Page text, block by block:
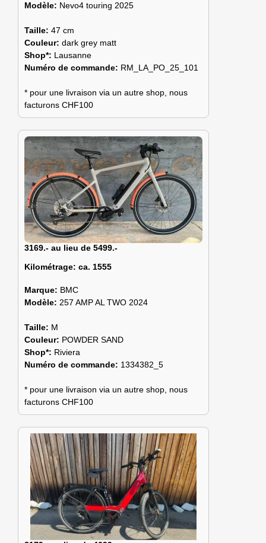
Modèle: Nevo4 touring 2025
Taille: 47 cm
Couleur: dark grey matt
Shop*: Lausanne
Numéro de commande: RM_LA_PO_25_101
* pour une livraison via un autre shop, nous
facturons CHF100
3169.- au lieu de 5499.-
Kilométrage: ca. 1555
Marque: BMC
Modèle: 257 AMP AL TWO 2024
Taille: M
Couleur: POWDER SAND
Shop*: Riviera
Numéro de commande: 1334382_5
* pour une livraison via un autre shop, nous
facturons CHF100